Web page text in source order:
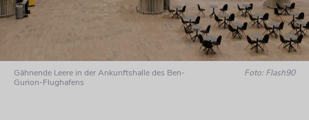
Gähnende Leere in der Ankunftshalle des Ben-
Gurion-Flughafens
Foto: Flash90